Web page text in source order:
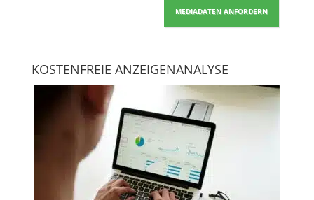
MEDIADATEN ANFORDERN
KOSTENFREIE ANZEIGENANALYSE